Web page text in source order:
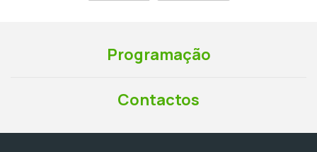
Programação
Contactos